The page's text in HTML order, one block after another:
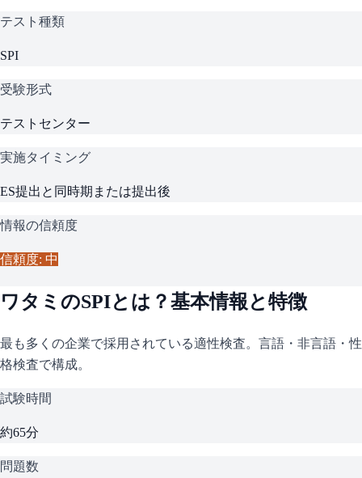
テスト種類
SPI
受験形式
テストセンター
実施タイミング
ES提出と同時期または提出後
情報の信頼度
信頼度: 中
ワタミ のSPIとは？基本情報と特徴
最も多くの企業で採用されている適性検査。言語・非言語・性
格検査で構成。
試験時間
約65分
問題数